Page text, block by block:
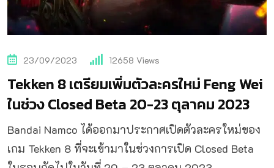
23/09/2023 12658 Views
Tekken 8 เตรียมเพิ่มตัวละครใหม่ Feng Wei
ในช่วง Closed Beta 20-23 ตุลาคม 2023
Bandai Namco ได้ออกมาประกาศเปิดตัวละครใหม่ของ
เกม Tekken 8 ที่จะเข้ามาในช่วงการเปิด Closed Beta